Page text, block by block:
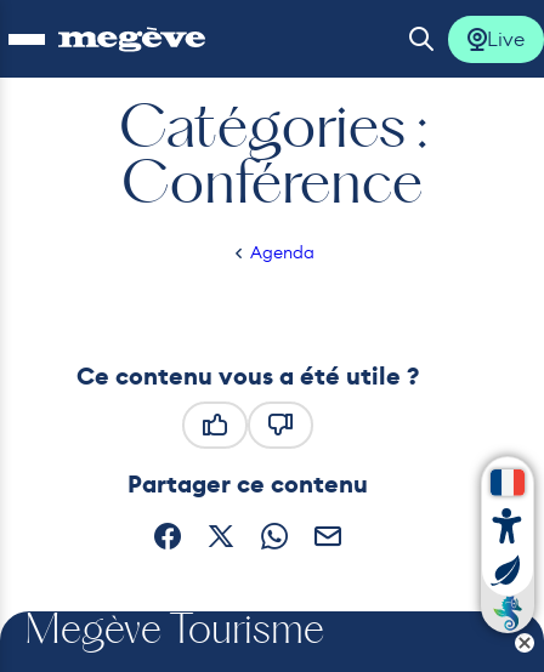
Ouvrir le menu Ouvrir la
Live
Catégories :
Conférence
Accueil
/
Agenda
/
Conférence
Ce contenu vous a été utile ?
Ce contenu ne vous a pas
Partager ce contenu
Partager sur Facebook (nouvelle fenêtre)
Partager sur X / Twitter (nouvelle
Partager sur WhatsApp
Partager par mail
Megève Tourisme